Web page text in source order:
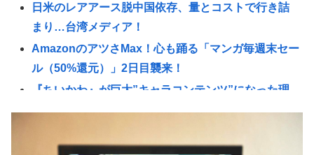
日米のレアアース脱中国依存、量とコストで行き詰
まり…台湾メディア！
AmazonのアツさMax！心も踊る「マンガ毎週末セー
ル（50%還元）」2日目襲来！
『ちいかわ』が巨大”キャラコンテンツ”になった理
い女子中学生にラリアットして逮捕される